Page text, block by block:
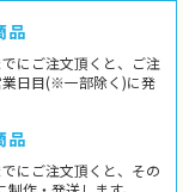
品
にご注文頂くと、ご注
日目(※一部除く)に発
品
にご注文頂くと、その